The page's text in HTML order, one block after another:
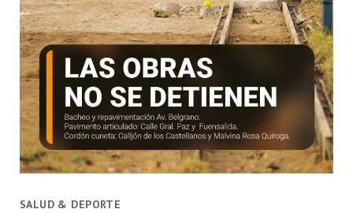
SALUD & DEPORTE